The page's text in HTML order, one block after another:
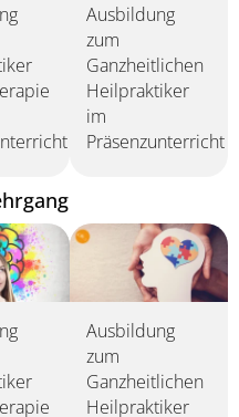
Ausbildung
zum
Ganzheitlichen
Heilpraktiker
im
Präsenzunterricht
Ausbildung
zum
Ganzheitlichen
Heilpraktiker